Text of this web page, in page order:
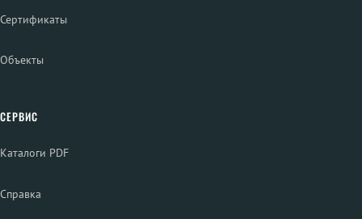
Сертификаты
Объекты
СЕРВИС
Каталоги PDF
Справка